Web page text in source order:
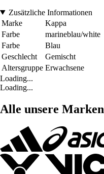
Zusätzliche Informationen
Marke
Kappa
Farbe
marineblau/white
Farbe
Blau
Geschlecht
Gemischt
Altersgruppe Erwachsene
Loading...
Loading...
Alle unsere Marken